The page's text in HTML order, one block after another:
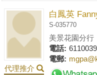
代理推介
白鳳英
S-035770
美景花園分行
電話:
電郵: